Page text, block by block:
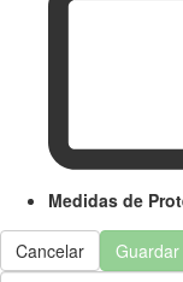
Medidas de
Cancelar Guardar